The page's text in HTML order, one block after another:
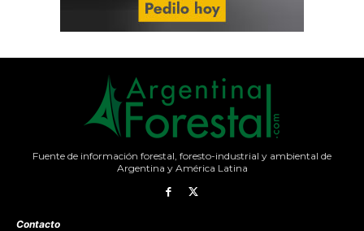
Fuente de información forestal, foresto-industrial y ambiental de
Argentina y América Latina
Contacto